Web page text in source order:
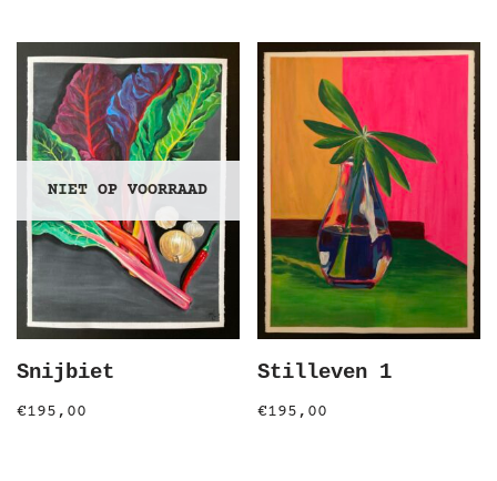
NIET OP VOORRAAD
Snijbiet
€195,00
Stilleven 1
€195,00